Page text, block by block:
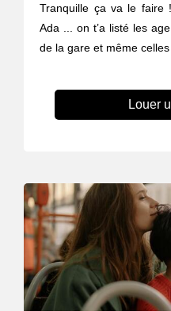
Tranquille ça va le faire
Ada ... on t’a listé les
de la gare et même celles
Louer